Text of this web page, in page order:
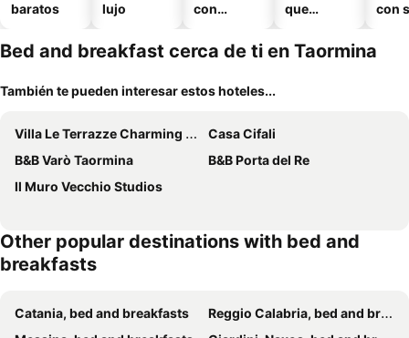
baratos
lujo
con
que
mascotas
con
Bed and breakfast cerca de ti en Taormina
También te pueden interesar estos hoteles...
Villa Le Terrazze Charming Rooms
Casa Cifali
B&B Varò Taormina
B&B Porta del Re
Il Muro Vecchio Studios
Other popular destinations with bed and
breakfasts
Catania, bed and breakfasts
Reggio Calabria, bed and breakfasts